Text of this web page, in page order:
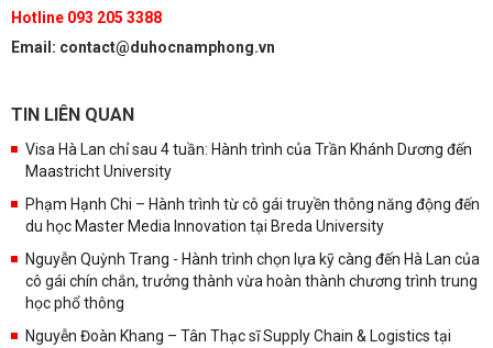
Hotline 093 205 3388
Email: contact@duhocnamphong.vn
TIN LIÊN QUAN
Visa Hà Lan chỉ sau 4 tuần: Hành trình của Trần Khánh Dương đến
Maastricht University
Phạm Hạnh Chi – Hành trình từ cô gái truyền thông năng động đến
du học Master Media Innovation tại Breda University
Nguyễn Quỳnh Trang - Hành trình chọn lựa kỹ càng đến Hà Lan của
cô gái chín chắn, trưởng thành vừa hoàn thành chương trình trung
học phổ thông
Nguyễn Đoàn Khang – Tân Thạc sĩ Supply Chain & Logistics tại